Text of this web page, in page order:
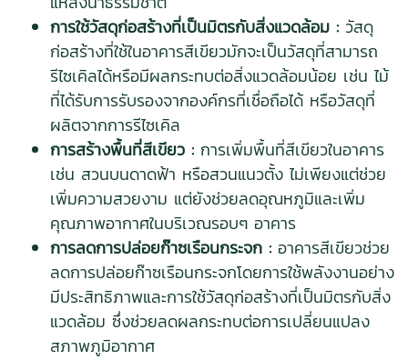
การใช้วัสดุก่อสร้างที่เป็นมิตรกับสิ่งแวดล้อม : วัสดุ
ก่อสร้างที่ใช้ในอาคารสีเขียวมักจะเป็นวัสดุที่สามารถ
รีไซเคิลได้หรือมีผลกระทบต่อสิ่งแวดล้อมน้อย เช่น ไม้
ที่ได้รับการรับรองจากองค์กรที่เชื่อถือได้ หรือวัสดุที่
ผลิตจากการรีไซเคิล
การสร้างพื้นที่สีเขียว : การเพิ่มพื้นที่สีเขียวในอาคาร
เช่น สวนบนดาดฟ้า หรือสวนแนวตั้ง ไม่เพียงแต่ช่วย
เพิ่มความสวยงาม แต่ยังช่วยลดอุณหภูมิและเพิ่ม
คุณภาพอากาศในบริเวณรอบๆ อาคาร
การลดการปล่อยก๊าซเรือนกระจก : อาคารสีเขียวช่วย
ลดการปล่อยก๊าซเรือนกระจกโดยการใช้พลังงานอย่าง
มีประสิทธิภาพและการใช้วัสดุก่อสร้างที่เป็นมิตรกับสิ่ง
แวดล้อม ซึ่งช่วยลดผลกระทบต่อการเปลี่ยนแปลง
สภาพภูมิอากาศ